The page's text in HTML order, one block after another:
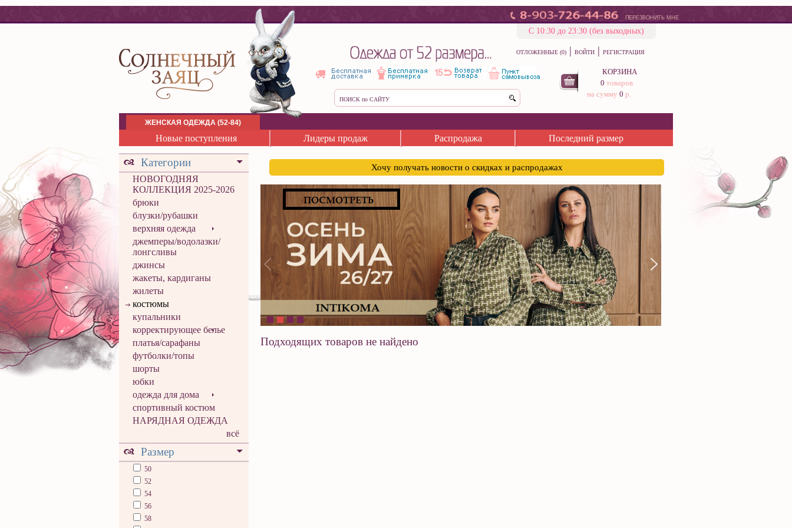
ПЕРЕЗВОНИТЬ МНЕ
С 10:30 до 23:30 (без выходных)
ОТЛОЖЕННЫЕ (0) | ВОЙТИ | РЕГИСТРАЦИЯ
КОРЗИНА
0 товаров
на сумму 0 р.
ЖЕНСКАЯ ОДЕЖДА (52-84)
Новые поступления Лидеры продаж Распродажа Последний размер
Категории
НОВОГОДНЯЯ
КОЛЛЕКЦИЯ 2025-2026
брюки
блузки/рубашки
верхняя одежда
джемперы/водолазки/
лонгсливы
джинсы
жакеты, кардиганы
жилеты
костюмы
купальники
корректирующее белье
платья/сарафаны
футболки/топы
шорты
юбки
одежда для дома
спортивный костюм
НАРЯДНАЯ ОДЕЖДА
всё
Размер
50
52
54
56
58
Хочу получать новости о скидках и распродажах
Подходящих товаров не найдено